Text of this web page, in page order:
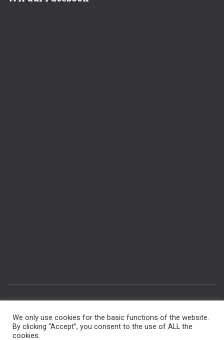
INTERNER BEREICH FÜR MITGLIEDER
We only use cookies for the basic functions of the website.
By clicking “Accept”, you consent to the use of ALL the
cookies.